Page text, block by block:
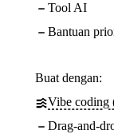
Tool AI
Bantuan
Buat dengan:
Vibe coding
Drag-and-